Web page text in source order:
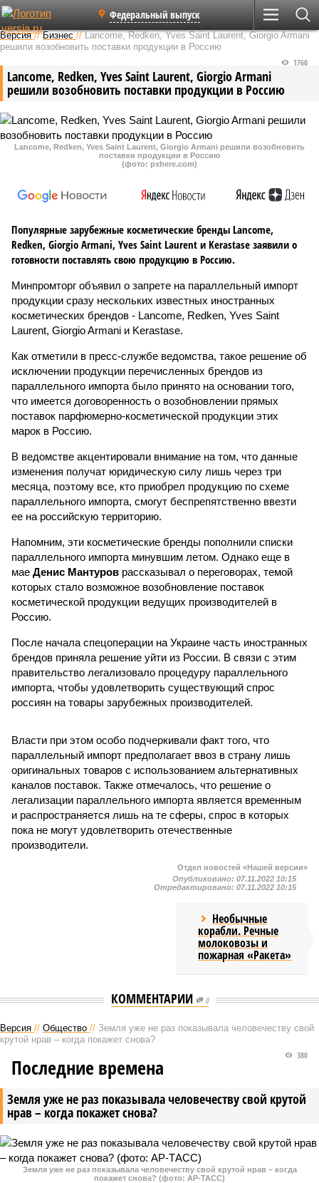
Федеральный выпуск
Версия //Бизнес //Lancome, Redken, Yves Saint Laurent, Giorgio Armani
решили возобновить поставки продукции в Россию
Lancome, Redken, Yves Saint Laurent, Giorgio Armani
решили возобновить поставки продукции в Россию
1760
Lancome, Redken, Yves Saint Laurent, Giorgio Armani решили возобновить
поставки продукции в Россию
(фото: pxhere.com)
Популярные зарубежные косметические бренды Lancome,
Redken, Giorgio Armani, Yves Saint Laurent и Kerastase заявили о
готовности поставлять свою продукцию в Россию.
Минпромторг объявил о запрете на параллельный импорт
продукции сразу нескольких известных иностранных
косметических брендов - Lancome, Redken, Yves Saint
Laurent, Giorgio Armani и Kerastase.
Как отметили в пресс-службе ведомства, такое решение об
исключении продукции перечисленных брендов из
параллельного импорта было принято на основании того,
что имеется договоренность о возобновлении прямых
поставок парфюмерно-косметической продукции этих
марок в Россию.
В ведомстве акцентировали внимание на том, что данные
изменения получат юридическую силу лишь через три
месяца, поэтому все, кто приобрел продукцию по схеме
параллельного импорта, смогут беспрепятственно ввезти
ее на российскую территорию.
Напомним, эти косметические бренды пополнили списки
параллельного импорта минувшим летом. Однако еще в
мае Денис Мантуров рассказывал о переговорах, темой
которых стало возможное возобновление поставок
косметической продукции ведущих производителей в
Россию.
После начала спецоперации на Украине часть иностранных
брендов приняла решение уйти из России. В связи с этим
правительство легализовало процедуру параллельного
импорта, чтобы удовлетворить существующий спрос
россиян на товары зарубежных производителей.
Власти при этом особо подчеркивали факт того, что
параллельный импорт предполагает ввоз в страну лишь
оригинальных товаров с использованием альтернативных
каналов поставок. Также отмечалось, что решение о
легализации параллельного импорта является временным
и распространяется лишь на те сферы, спрос в которых
пока не могут удовлетворить отечественные
производители.
Отдел новостей «Нашей версии»
Опубликовано: 07.11.2022 10:15
Отредактировано: 07.11.2022 10:15
Необычные
корабли. Речные
молоковозы и
пожарная «Ракета»
КОММЕНТАРИИ 0
Версия // Общество // Земля уже не раз показывала человечеству свой
крутой нрав – когда покажет снова?
Земля уже не раз показывала человечеству свой крутой
нрав – когда покажет снова?
380
Последние времена
Земля уже не раз показывала человечеству свой крутой нрав – когда
покажет снова? (фото: АР-ТАСС)